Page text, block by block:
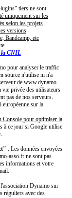
tiers ne sont
uniquement sur les
selon les projets
versions
Bandcamp, etc
la CNIL
pour analyser le traffic
source n'utilise ni n'a
de www.dynamo-
vie privée des utilisateurs
pas de nos serveurs.
sur la
Console pour optimiser la
à ce jour si Google utilise
: Les données envoyées
asso.fr ne sont pas
informations et votre
Dynamo sur
réguliers avec des